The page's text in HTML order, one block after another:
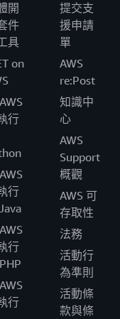
開
件
具
on
行
行
行
行
提交支
援申請
單
AWS
re:Post
知識中
心
AWS
Support
概觀
AWS 可
存取性
法務
活動行
為準則
活動條
款與條